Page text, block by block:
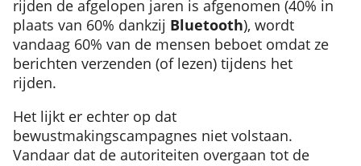
rijden de afgelopen jaren is afgenomen (40% in
plaats van 60% dankzij Bluetooth), wordt
vandaag 60% van de mensen beboet omdat ze
berichten verzenden (of lezen) tijdens het
rijden.
Het lijkt er echter op dat
bewustmakingscampagnes niet volstaan.
Vandaar dat de autoriteiten overgaan tot de